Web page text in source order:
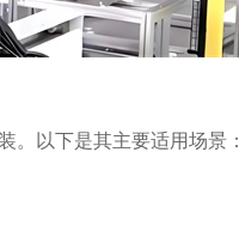
。以下是其主要适用场景：